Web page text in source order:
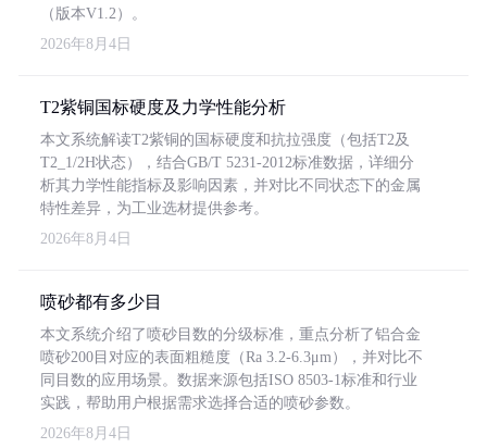
（版本V1.2）。
2026年8月4日
T2紫铜国标硬度及力学性能分析
本文系统解读T2紫铜的国标硬度和抗拉强度（包括T2及
T2_1/2H状态），结合GB/T 5231-2012标准数据，详细分
析其力学性能指标及影响因素，并对比不同状态下的金属
特性差异，为工业选材提供参考。
2026年8月4日
喷砂都有多少目
本文系统介绍了喷砂目数的分级标准，重点分析了铝合金
喷砂200目对应的表面粗糙度（Ra 3.2-6.3μm），并对比不
同目数的应用场景。数据来源包括ISO 8503-1标准和行业
实践，帮助用户根据需求选择合适的喷砂参数。
2026年8月4日